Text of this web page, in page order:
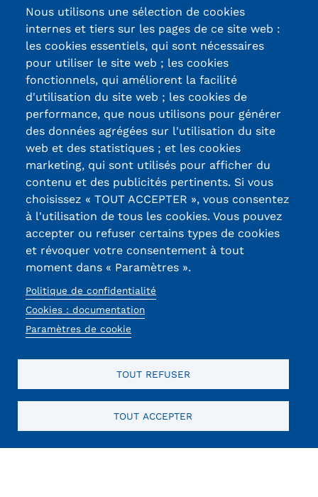
professionnels et personnels
(VAPP)
Infos pratiques
Discrimination/égalité/mixité
Handi'Cnam
Témoignages
Statistiques
FAQ
Lexique
Téléchargements
Qualiopi
Mobilité internationale et
Erasmus
13, Rue Ernest
Thierry-Mieg
90010 BELFORT
Cedex
03 84 58 33 10
Réseaux
sociaux
Certifications /
Labels qualité
Menu
Nous utilisons une sélection de cookies
internes et tiers sur les pages de ce site web :
les cookies essentiels, qui sont nécessaires
pour utiliser le site web ; les cookies
fonctionnels, qui améliorent la facilité
d'utilisation du site web ; les cookies de
performance, que nous utilisons pour générer
des données agrégées sur l'utilisation du site
web et des statistiques ; et les cookies
marketing, qui sont utilisés pour afficher du
contenu et des publicités pertinents. Si vous
choisissez « TOUT ACCEPTER », vous consentez
à l'utilisation de tous les cookies. Vous pouvez
accepter ou refuser certains types de cookies
et révoquer votre consentement à tout
moment dans « Paramètres ».
Politique de confidentialité
Cookies : documentation
Paramètres de cookie
TOUT REFUSER
TOUT ACCEPTER